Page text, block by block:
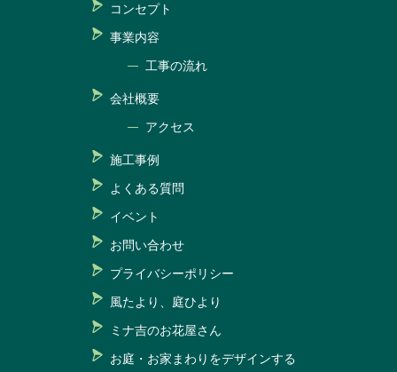
コンセプト
事業内容
工事の流れ
会社概要
アクセス
施工事例
よくある質問
イベント
お問い合わせ
プライバシーポリシー
風たより、庭ひより
ミナ吉のお花屋さん
お庭・お家まわりをデザインする